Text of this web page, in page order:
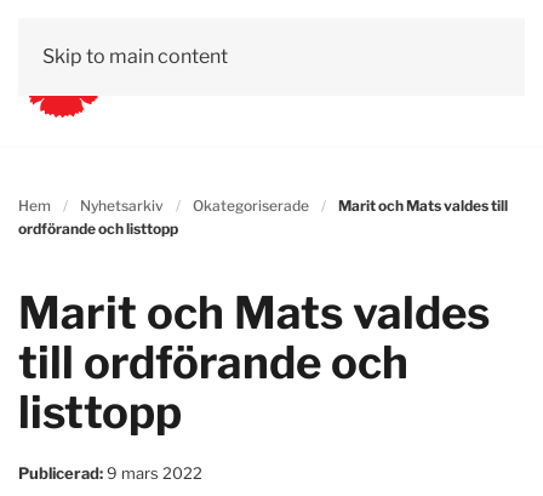
Skip to main content
Hem Nyhetsarkiv Okategoriserade
Marit och Mats valdes till
ordförande och listtopp
Marit och Mats valdes
till ordförande och
listtopp
Publicerad:9 mars 2022